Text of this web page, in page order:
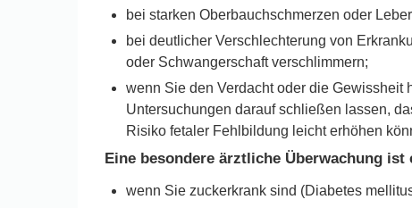
bei starken Oberbauchschmerzen oder
bei deutlicher Verschlechterung von
oder Schwangerschaft verschlimmern;
wenn Sie den Verdacht oder die Gewissheit
Untersuchungen darauf schließen lassen,
Risiko fetaler Fehlbildung leicht erhöhen
Eine besondere ärztliche Überwachung
wenn Sie zuckerkrank sind (Diabetes